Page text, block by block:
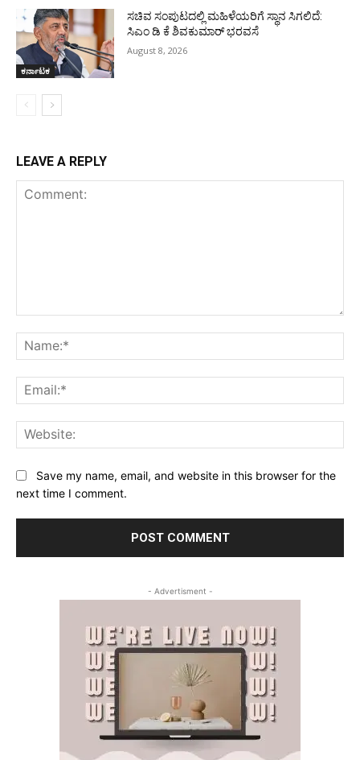
ಕರ್ನಾಟಕ
ಸಚಿವ ಸಂಪುಟದಲ್ಲಿ ಮಹಿಳೆಯರಿಗೆ ಸ್ಥಾನ ಸಿಗಲಿದೆ:
ಸಿಎಂ ಡಿ ಕೆ ಶಿವಕುಮಾರ್ ಭರವಸೆ
August 8, 2026
LEAVE A REPLY
Save my name, email, and website in this browser for the
next time I comment.
- Advertisment -